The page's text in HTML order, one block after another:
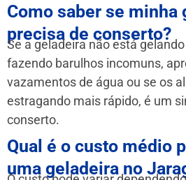
Como saber se minha
precisa de conserto?
Se a geladeira não está
fazendo barulhos incomuns,
vazamentos de água ou se os
estragando mais rápido, é um
conserto.
Qual é o custo médio
uma geladeira no